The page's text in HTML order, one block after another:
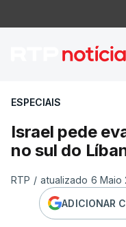
Israel
ESPECIAIS
Israel pede
no sul do
RTP / atualizado 6 Maio
ADICIONAR